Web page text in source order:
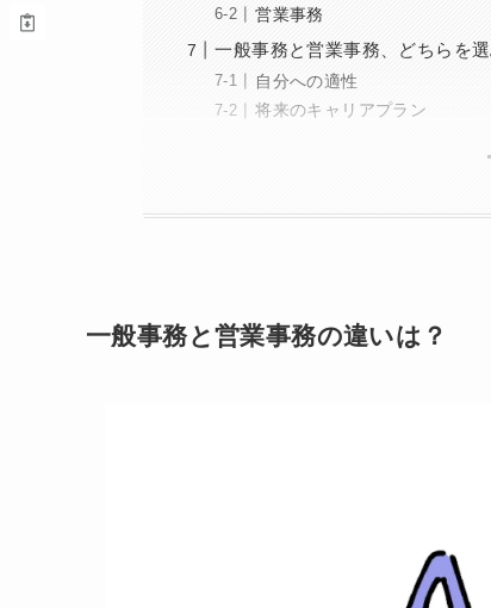
営業事務
一般事務と営業事務、どちらを
自分への適性
将来のキャリアプラン
一般事務と営業事務の違いは？